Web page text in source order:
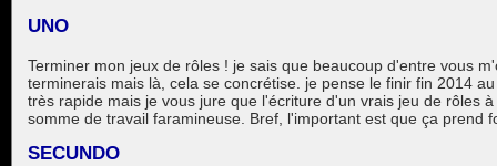
UNO
Terminer mon jeux de rôles ! je sais que beaucoup d'entre vous
terminerais mais là, cela se concrétise. je pense le finir fin 2014
très rapide mais je vous jure que l'écriture d'un vrais jeu de rôles
somme de travail faramineuse. Bref, l'important est que ça prend
SECUNDO